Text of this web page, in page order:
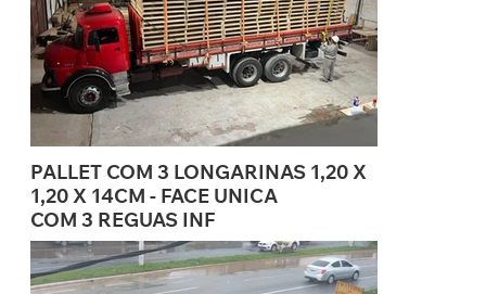
PALLET COM 3 LONGARINAS 1,20 X
1,20 X 14CM - FACE UNICA
COM 3 REGUAS INF